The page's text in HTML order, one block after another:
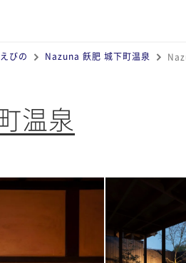
びの Nazuna 飫肥 城下町温泉
温泉